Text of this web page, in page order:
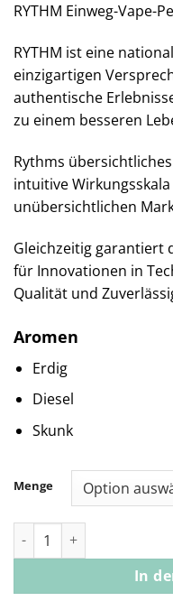
RYTHM Einweg-Vape-
RYTHM ist eine
einzigartigen
authentische
zu einem besseren
Rythms
intuitive
unübersichtlichen
Gleichzeitig garantiert
für Innovationen in
Qualität und
Aromen
Erdig
Diesel
Skunk
Menge
RYTHM Disposable Vape
In